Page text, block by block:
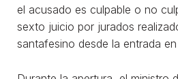
el acusado es culpable o no
sexto juicio por jurados
santafesino desde la entrada